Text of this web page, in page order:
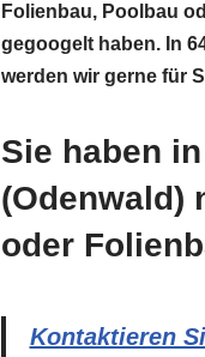
Folienbau, Poolbau
gegoogelt haben. In
werden wir gerne für
Sie haben
(Odenwald)
oder
Kontaktieren